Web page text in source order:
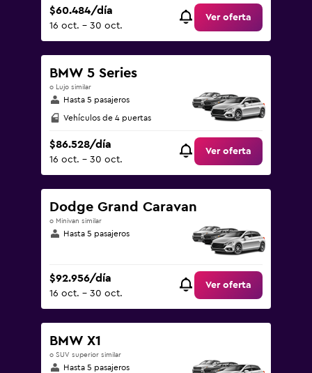
$60.484/día
16 oct. - 30 oct.
Ver oferta
BMW 5 Series
o Lujo similar
Hasta 5 pasajeros
Vehículos de 4 puertas
$86.528/día
16 oct. - 30 oct.
Ver oferta
Dodge Grand Caravan
o Minivan similar
Hasta 5 pasajeros
$92.956/día
16 oct. - 30 oct.
Ver oferta
BMW X1
o SUV superior similar
Hasta 5 pasajeros